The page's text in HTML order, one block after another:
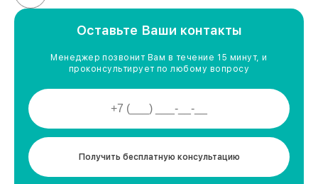
Оставьте Ваши контакты
Менеджер позвонит Вам в течение 15 минут, и
проконсультирует по любому вопросу
Получить бесплатную консультацию